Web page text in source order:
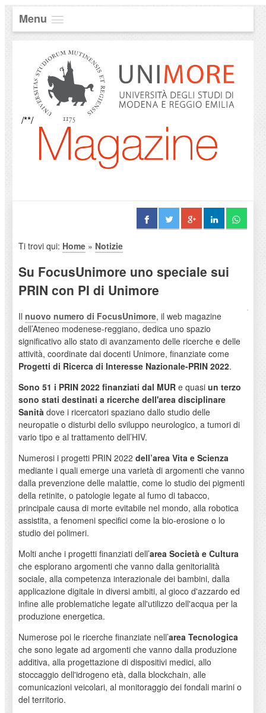
Menu
/**/
Ti trovi qui: Home» Notizie
Su FocusUnimore uno speciale sui
PRIN con PI di Unimore
Il nuovo numero di FocusUnimore, il web magazine
dell’Ateneo modenese-reggiano, dedica uno spazio
significativo allo stato di avanzamento delle ricerche e delle
attività, coordinate dai docenti Unimore, finanziate come
Progetti di Ricerca di Interesse Nazionale-PRIN 2022.
Sono 51 i PRIN 2022 finanziati dal MURe quasi un terzo
sono stati destinati a ricerche dell'area disciplinare
Sanità dove i ricercatori spaziano dallo studio delle
neuropatie o disturbi dello sviluppo neurologico, a tumori di
vario tipo e al trattamento dell’HIV.
Numerosi i progetti PRIN 2022 dell’area Vita e Scienza
mediante i quali emerge una varietà di argomenti che vanno
dalla prevenzione delle malattie, come lo studio dei pigmenti
della retinite, o patologie legate al fumo di tabacco,
principale causa di morte evitabile nel mondo, alla robotica
assistita, a fenomeni specifici come la bio-erosione o lo
studio dei polimeri.
Molti anche i progetti finanziati dell’area Società e Cultura
che esplorano argomenti che vanno dalla genitorialità
sociale, alla competenza interazionale dei bambini, dalla
applicazione digitale in diversi ambiti, al gioco d'azzardo ed
infine alle problematiche legate all'utilizzo dell'acqua per la
produzione energetica.
Numerose poi le ricerche finanziate nell’area Tecnologica
che sono legate ad argomenti che vanno dalla produzione
additiva, alla progettazione di dispositivi medici, allo
stoccaggio dell'idrogeno età, dalla blockchain, alle
comunicazioni veicolari, al monitoraggio dei fondali marini o
del territorio.